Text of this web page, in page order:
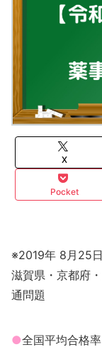
X
Pocket
※2019年 8月25
滋賀県・京都府
通問題
●全国平均合格